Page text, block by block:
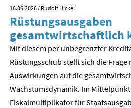
16.06.2026 / Rudolf Hickel
Rüstungsausgaben
gesamtwirtschaftlich
Mit diesem per unbegrenzter
Rüstungsschub stellt sich die Frage
Auswirkungen auf die
Wachstumsdynamik. Im
Fiskalmultiplikator für